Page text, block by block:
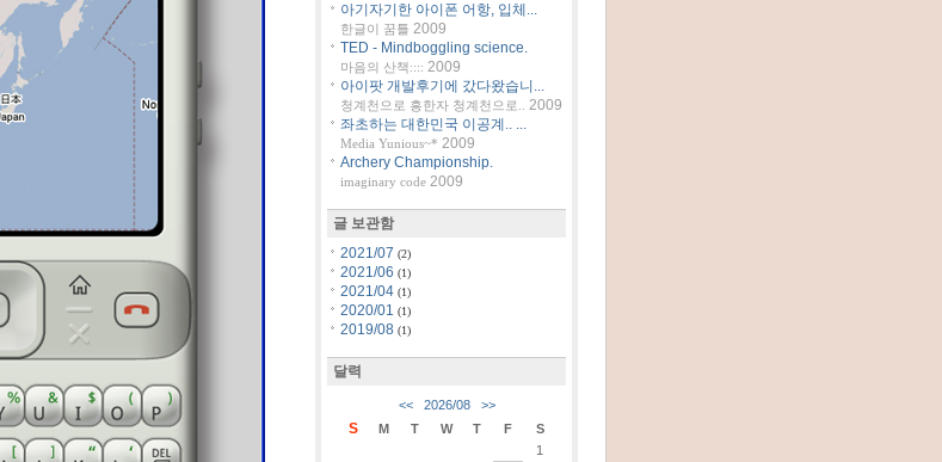
아기자기한 아이폰 어항, 입체...
한글이 꿈틀 2009
TED - Mindboggling science.
마음의 산책:::: 2009
아이팟 개발후기에 갔다왔습니...
청계천으로 흥한자 청계천으로..
2009
좌초하는 대한민국 이공계.. ...
Media Yunious~* 2009
Archery Championship.
imaginary code 2009
글 보관함
2021/07 (2)
2021/06 (1)
2021/04 (1)
2020/01 (1)
2019/08 (1)
달력
<< 2026/08 >>
S M T W T F
S
1